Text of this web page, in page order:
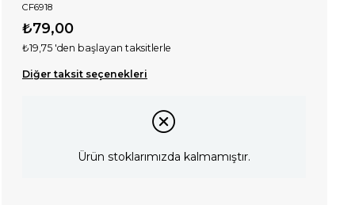
CF6918
₺79,00
₺19,75 'den başlayan taksitlerle
Diğer taksit seçenekleri
Ürün stoklarımızda kalmamıştır.